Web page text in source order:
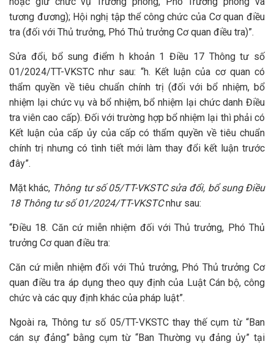
tương đương); Hội nghị tập thể công chức của Cơ quan điều
tra (đối với Thủ trưởng, Phó Thủ trưởng Cơ quan điều tra)”.
Sửa đổi, bổ sung điểm h khoản 1 Điều 17 Thông tư số
01/2024/TT-VKSTC như sau: “h. Kết luận của cơ quan có
thẩm quyền về tiêu chuẩn chính trị (đối với bổ nhiệm, bổ
nhiệm lại chức vụ và bổ nhiệm, bổ nhiệm lại chức danh Điều
tra viên cao cấp). Đối với trường hợp bổ nhiệm lại thì phải có
Kết luận của cấp ủy của cấp có thẩm quyền về tiêu chuẩn
chính trị nhưng có tình tiết mới làm thay đổi kết luận trước
đây”.
Mặt khác, Thông tư số 05/TT-VKSTC sửa đổi, bổ sung Điều
18 Thông tư số 01/2024/TT-VKSTCnhư sau:
“Điều 18. Căn cứ miễn nhiệm đối với Thủ trưởng, Phó Thủ
trưởng Cơ quan điều tra:
Căn cứ miễn nhiệm đối với Thủ trưởng, Phó Thủ trưởng Cơ
quan điều tra áp dụng theo quy định của Luật Cán bộ, công
chức và các quy định khác của pháp luật”.
Ngoài ra, Thông tư số 05/TT-VKSTC thay thế cụm từ “Ban
cán sự đảng” bằng cụm từ “Ban Thường vụ đảng ủy” tại